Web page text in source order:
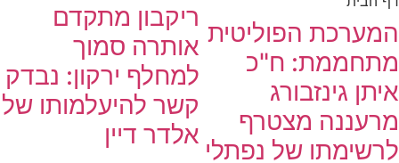
המערכת הפוליטית
מתחממת: ח"כ
איתן גינזבורג
מרעננה מצטרף
לרשימתו של נפתלי
ריקבון מתקדם
אותרה סמוך
למחלף ירקון: נבדק
קשר להיעלמותו של
אלדר דיין